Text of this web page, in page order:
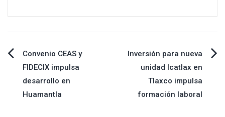
Navegación
de
Convenio CEAS y
FIDECIX impulsa
desarrollo en
Huamantla
Inversión para nueva
unidad Icatlax en
Tlaxco impulsa
formación laboral